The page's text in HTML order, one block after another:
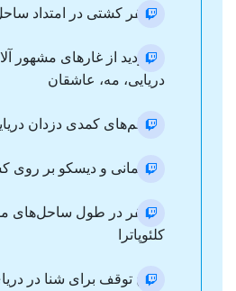
- سفر کشتی در امتداد ساحل
- بازدید از غارهای مشهور
دریایی، مه، عاشقان
- فیلم‌های کمدی دزدان
- مهمانی و دیسکو بر روی
- سفر در طول ساحل‌های
کلئوپاترا
- پنج توقف برای شنا در